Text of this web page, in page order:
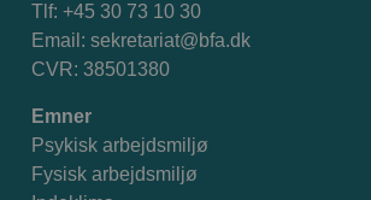
Tlf: +45 30 73 10 30
Email: sekretariat@bfa.dk
CVR: 38501380
Emner
Psykisk arbejdsmiljø
Fysisk arbejdsmiljø